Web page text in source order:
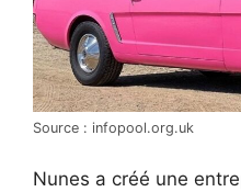
Source : infopool.org.uk
Nunes a créé une